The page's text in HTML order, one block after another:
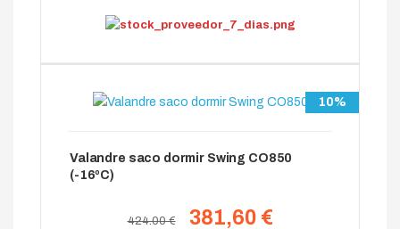
10%
Valandre saco dormir Swing CO850
(-16ºC)
424.00 € 381,60 €